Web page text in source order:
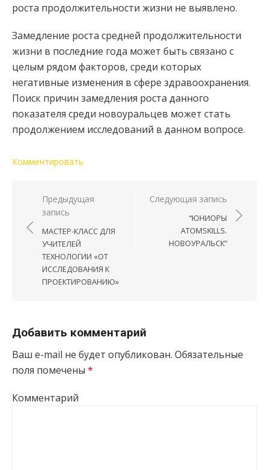
роста продолжительности жизни не выявлено.
Замедление роста средней продолжительности
жизни в последние года может быть связано с
целым рядом факторов, среди которых
негативные изменения в сфере здравоохранения.
Поиск причин замедления роста данного
показателя среди новоуральцев может стать
продолжением исследований в данном вопросе.
Комментировать
Навигация по записям
Предыдущая
запись
МАСТЕР-КЛАСС ДЛЯ
УЧИТЕЛЕЙ
ТЕХНОЛОГИИ «ОТ
ИССЛЕДОВАНИЯ К
ПРОЕКТИРОВАНИЮ»
Следующая запись
“ЮНИОРЫ
ATOMSKILLS.
НОВОУРАЛЬСК”
Добавить комментарий
Ваш e-mail не будет опубликован. Обязательные
поля помечены *
Комментарий